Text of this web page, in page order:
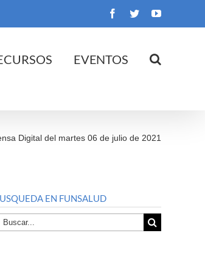
Facebook
TwitterYouTube
EVENTOS
Digital del martes 06 de julio de 2021
EN FUNSALUD